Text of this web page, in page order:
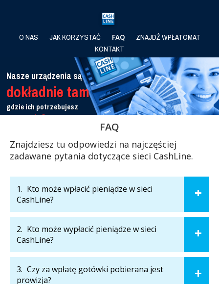
O NAS JAK KORZYSTAĆ FAQ
ZNAJDŹ WPŁATOMAT
KONTAKT
Wpłacaj robiąc zakupy!
Nasze urządzenia są
dokładnie tam
gdzieich potrzebujesz
Sprawdź
z CashLine
zrobisz tobłyskawicznie!
FAQ
Znajdziesz tu odpowiedzi na najczęściej
zadawane pytania dotyczące sieci CashLine.
1. Kto może wpłacić pieniądze w sieci
CashLine?
2. Kto może wypłacić pieniądze w sieci
CashLine?
3. Czy za wpłatę gotówki pobierana jest
prowizja?